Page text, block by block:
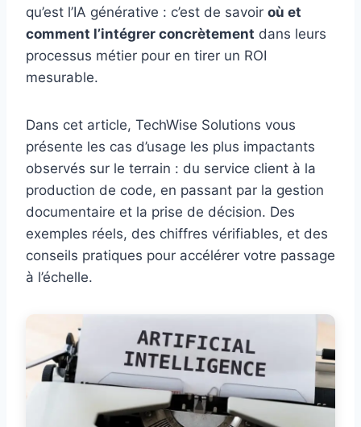
qu’est l’IA générative : c’est de savoir où et
comment l’intégrer concrètement dans leurs
processus métier pour en tirer un ROI
mesurable.
Dans cet article, TechWise Solutions vous
présente les cas d’usage les plus impactants
observés sur le terrain : du service client à la
production de code, en passant par la gestion
documentaire et la prise de décision. Des
exemples réels, des chiffres vérifiables, et des
conseils pratiques pour accélérer votre passage
à l’échelle.